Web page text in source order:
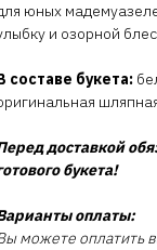
юных
и озорной
составе букета:
доставкой
букета!
оплаты:
можете оплатить